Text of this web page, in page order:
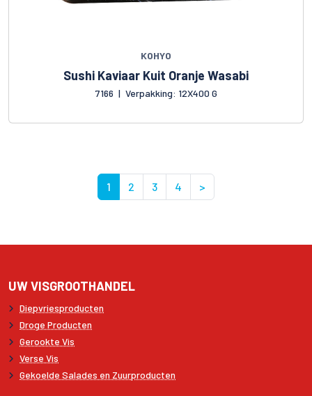
KOHYO
Sushi Kaviaar Kuit Oranje Wasabi
7166 | Verpakking: 12X400 G
1 2 3 4 >
UW VISGROOTHANDEL
Diepvriesproducten
Droge Producten
Gerookte Vis
Verse Vis
Gekoelde Salades en Zuurproducten